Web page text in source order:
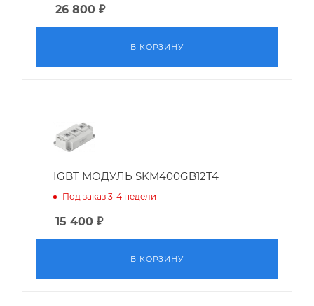
26 800 ₽
В КОРЗИНУ
IGBT МОДУЛЬ SKM400GB12T4
Под заказ 3-4 недели
15 400 ₽
В КОРЗИНУ